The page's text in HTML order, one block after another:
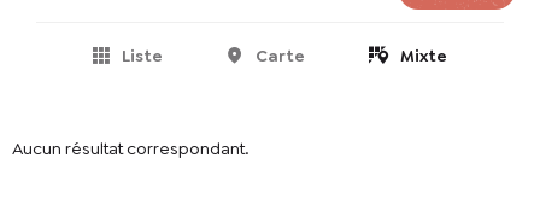
Liste Carte Mixte
Aucun résultat correspondant.